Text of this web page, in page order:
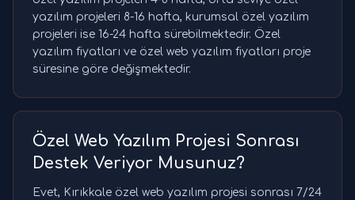
yazılım projeleri 8-16 hafta, kurumsal özel yazılım
projeleri ise 16-24 hafta sürebilmektedir. Özel
yazılım fiyatları ve özel web yazılım fiyatları proje
süresine göre değişmektedir.
Özel Web Yazılım Projesi Sonrası
Destek Veriyor Musunuz?
Evet, Kırıkkale özel web yazılım projesi sonrası 7/24